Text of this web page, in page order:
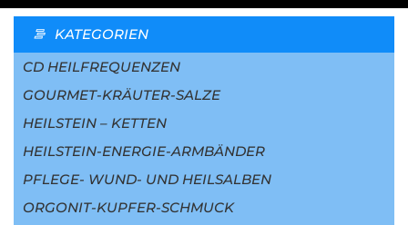
KATEGORIEN
CD HEILFREQUENZEN
GOURMET-KRÄUTER-SALZE
HEILSTEIN – KETTEN
HEILSTEIN-ENERGIE-ARMBÄNDER
PFLEGE- WUND- UND HEILSALBEN
ORGONIT-KUPFER-SCHMUCK